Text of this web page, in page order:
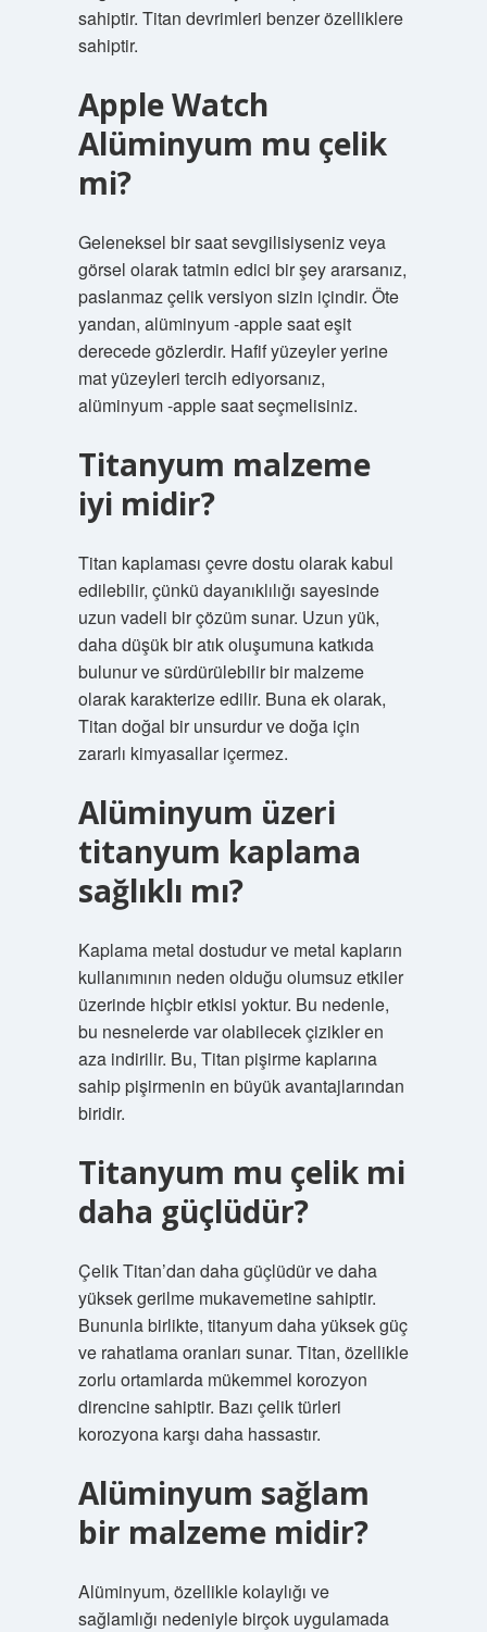
sahiptir. Titan devrimleri benzer özelliklere
sahiptir.
Apple Watch
Alüminyum mu çelik
mi?
Geleneksel bir saat sevgilisiyseniz veya
görsel olarak tatmin edici bir şey ararsanız,
paslanmaz çelik versiyon sizin içindir. Öte
yandan, alüminyum -apple saat eşit
derecede gözlerdir. Hafif yüzeyler yerine
mat yüzeyleri tercih ediyorsanız,
alüminyum -apple saat seçmelisiniz.
Titanyum malzeme
iyi midir?
Titan kaplaması çevre dostu olarak kabul
edilebilir, çünkü dayanıklılığı sayesinde
uzun vadeli bir çözüm sunar. Uzun yük,
daha düşük bir atık oluşumuna katkıda
bulunur ve sürdürülebilir bir malzeme
olarak karakterize edilir. Buna ek olarak,
Titan doğal bir unsurdur ve doğa için
zararlı kimyasallar içermez.
Alüminyum üzeri
titanyum kaplama
sağlıklı mı?
Kaplama metal dostudur ve metal kapların
kullanımının neden olduğu olumsuz etkiler
üzerinde hiçbir etkisi yoktur. Bu nedenle,
bu nesnelerde var olabilecek çizikler en
aza indirilir. Bu, Titan pişirme kaplarına
sahip pişirmenin en büyük avantajlarından
biridir.
Titanyum mu çelik mi
daha güçlüdür?
Çelik Titan’dan daha güçlüdür ve daha
yüksek gerilme mukavemetine sahiptir.
Bununla birlikte, titanyum daha yüksek güç
ve rahatlama oranları sunar. Titan, özellikle
zorlu ortamlarda mükemmel korozyon
direncine sahiptir. Bazı çelik türleri
korozyona karşı daha hassastır.
Alüminyum sağlam
bir malzeme midir?
Alüminyum, özellikle kolaylığı ve
sağlamlığı nedeniyle birçok uygulamada